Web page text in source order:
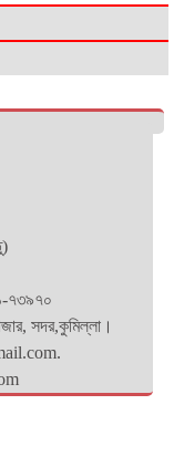
৭৩৯৭০
সদর,কুমিল্লা।